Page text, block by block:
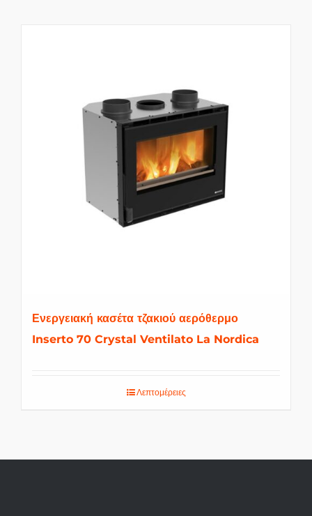
Ενεργειακή κασέτα τζακιού αερόθερμο
Inserto 70 Crystal Ventilato La Nordica
Λεπτομέρειες